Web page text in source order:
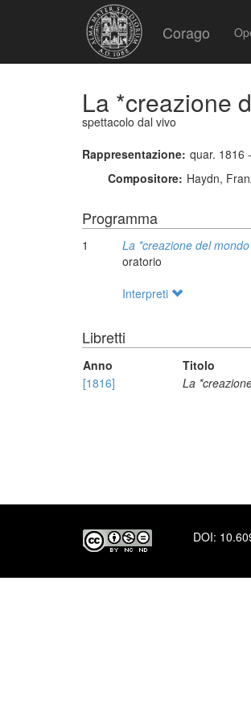
Corago
La *creazione
spettacolo dal vivo
Rappresentazione: quar. 1816
Compositore: Haydn,
Programma
1
La *creazione del mondo
oratorio
Interpreti
Libretti
Anno Titolo
[1816]
La
DOI: